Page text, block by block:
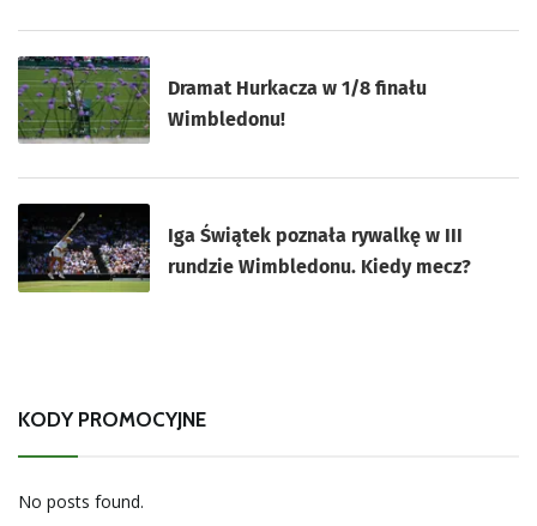
Dramat Hurkacza w 1/8 finału
Wimbledonu!
Iga Świątek poznała rywalkę w III
rundzie Wimbledonu. Kiedy mecz?
KODY PROMOCYJNE
No posts found.